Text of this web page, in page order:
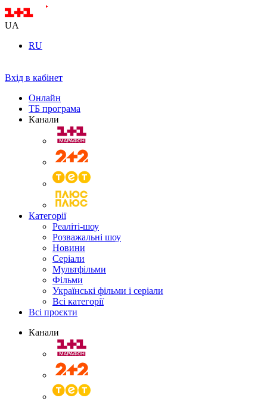
UA
RU
Вхід в кабінет
Онлайн
ТБ програма
Канали
Категорії
Реаліті-шоу
Розважальні шоу
Новини
Серіали
Мультфільми
Фільми
Українські фільми і серіали
Всі категорії
Всі проєкти
Канали